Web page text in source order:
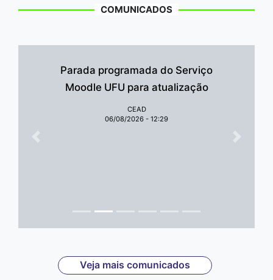
COMUNICADOS
Parada programada do Serviço
Moodle UFU para atualização
CEAD
06/08/2026 - 12:29
Anterior
Veja mais comunicados